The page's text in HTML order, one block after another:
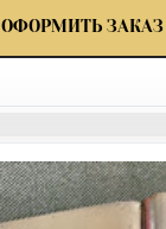
ОФОРМИТЬ ЗАКАЗ